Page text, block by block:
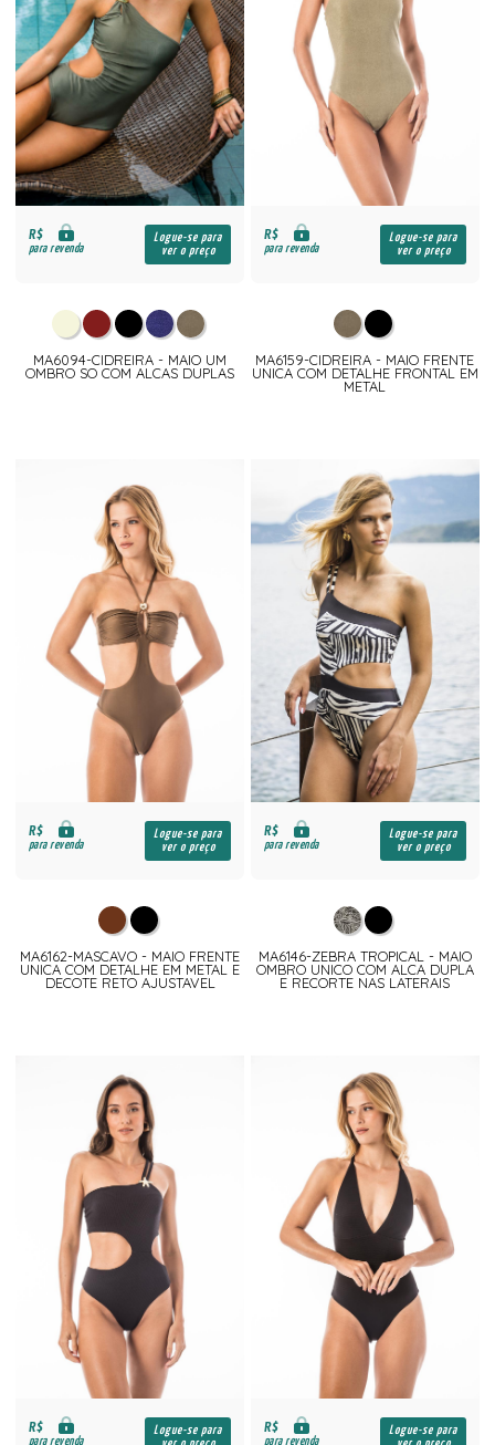
R$
para revenda
Logue-se para
ver o preço
MA6094-CIDREIRA - MAIO UM
OMBRO SO COM ALCAS DUPLAS
R$
para revenda
Logue-se para
ver o preço
MA6159-CIDREIRA - MAIO FRENTE
UNICA COM DETALHE FRONTAL EM
METAL
R$
para revenda
Logue-se para
ver o preço
MA6162-MASCAVO - MAIO FRENTE
UNICA COM DETALHE EM METAL E
DECOTE RETO AJUSTAVEL
R$
para revenda
Logue-se para
ver o preço
MA6146-ZEBRA TROPICAL - MAIO
OMBRO UNICO COM ALCA DUPLA
E RECORTE NAS LATERAIS
R$
para revenda
Logue-se para
R$
para revenda
Logue-se para